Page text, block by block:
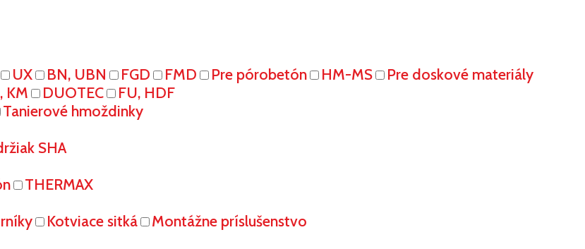
UX BN, UBN FGD FMD Pre pórobetón HM-MS
Pre doskové materiály
KM DUOTEC
FU, HDF
Tanierové hmoždinky
SHA
THERMAX
Kotviace sitká
Montážne príslušenstvo